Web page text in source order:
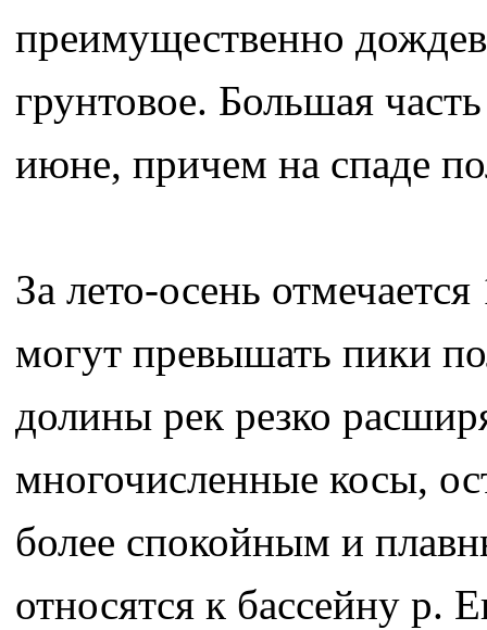
преимущественно
грунтовое. Большая
июне, причем на спаде
За лето-осень
могут превышать пики
долины рек резко
многочисленные косы,
более спокойным и
относятся к бассейну р.